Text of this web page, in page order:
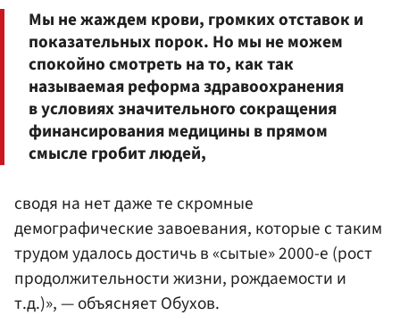
Мы не жаждем крови, громких отставок и
показательных порок. Но мы не можем
спокойно смотреть на то, как так
называемая реформа здравоохранения
в условиях значительного сокращения
финансирования медицины в прямом
смысле гробит людей,
сводя на нет даже те скромные
демографические завоевания, которые с таким
трудом удалось достичь в «сытые» 2000-е (рост
продолжительности жизни, рождаемости и
т.д.)», — объясняет Обухов.